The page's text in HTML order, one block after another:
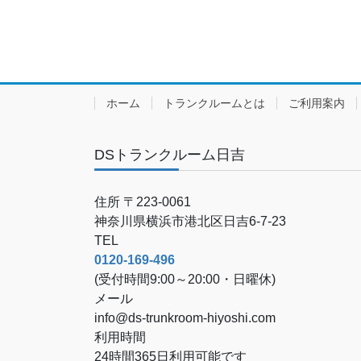
ホーム トランクルームとは ご利用案内
DSトランクルーム日吉
住所 〒223-0061
神奈川県横浜市港北区日吉6-7-23
TEL
0120-169-496
(受付時間9:00～20:00・日曜休)
メール
info@ds-trunkroom-hiyoshi.com
利用時間
24時間365日利用可能です